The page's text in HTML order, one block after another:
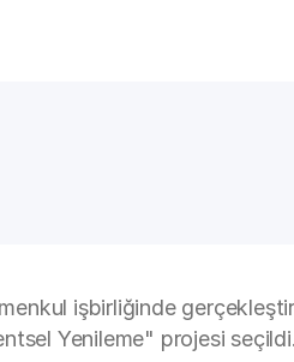
işbirliğinde
Yenileme" projesi seçildi.